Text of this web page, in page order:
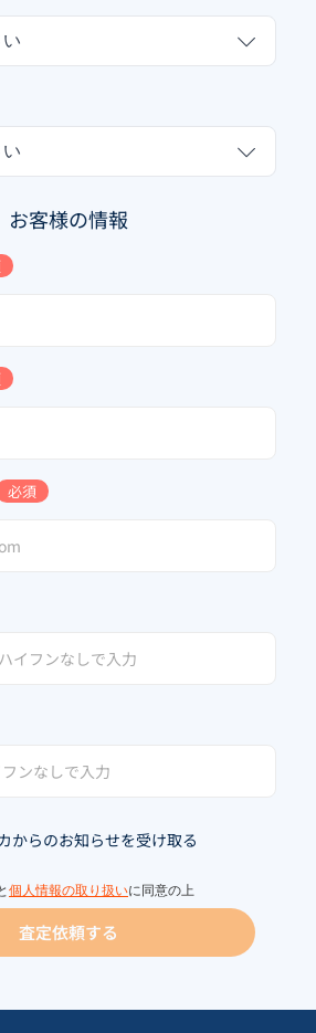
お客様の情報
必須
からのお知らせを受け取る
個人情報の取り扱いに同意の上
査定依頼する